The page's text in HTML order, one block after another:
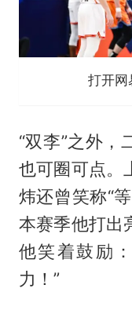
打开网
“双李”之外，
也可圈可点。
炜还曾笑称“
本赛季他打出
他笑着鼓励
力！”